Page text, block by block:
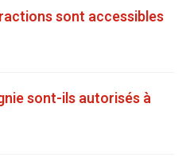
sont accessibles
sont-ils autorisés à